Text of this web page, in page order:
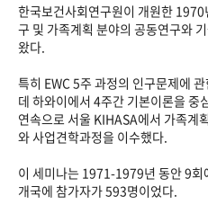
한국보건사회연구원이 개원한
구 및 가족계획 분야의 공동연구와
왔다.
특히 EWC 5주 과정의 인구문제에
데 하와이에서 4주간 기본이론을 중
연속으로 서울 KIHASA에서 가족계
와 사업견학과정을 이수했다.
이 세미나는 1971-1979년 동안 9회
개국에 참가자가 593명이었다.